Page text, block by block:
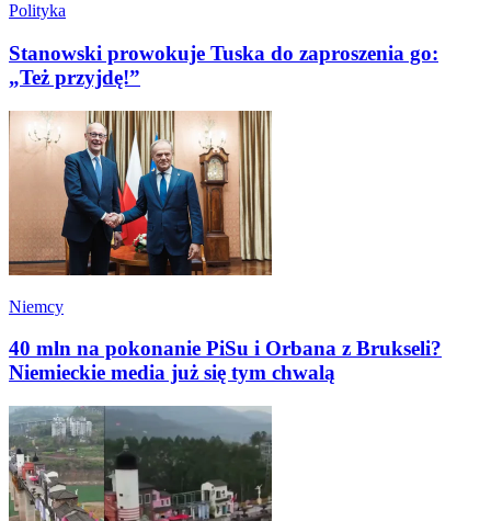
Polityka
Stanowski prowokuje Tuska do zaproszenia go:
„Też przyjdę!”
Niemcy
40 mln na pokonanie PiSu i Orbana z Brukseli?
Niemieckie media już się tym chwalą